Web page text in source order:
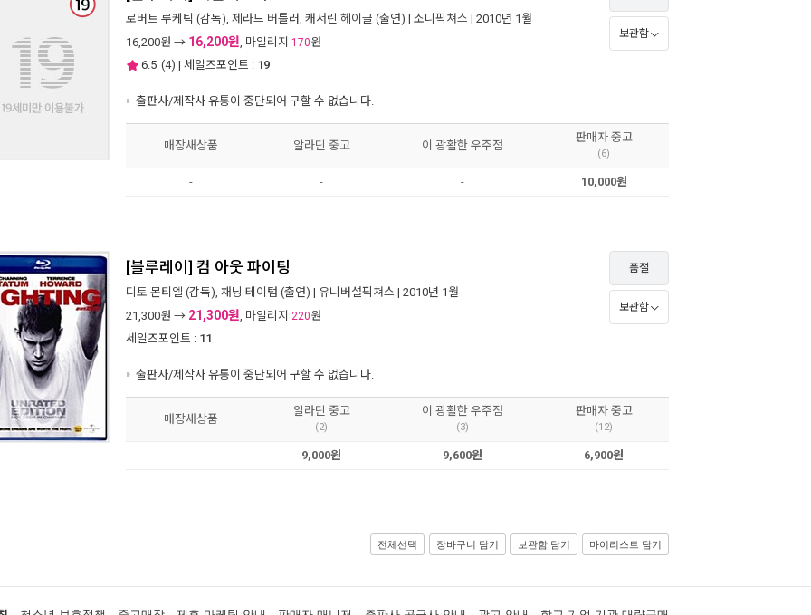
로버트 루케틱 (감독), 제라드 버틀러 , 캐서린 헤이글 (출연) | 소니픽쳐스 | 2010년 1월
16,200원 → 16,200원, 마일리지 170원
6.5 (4) | 세일즈포인트 : 19
출판사/제작사 유통이 중단되어 구할 수 없습니다.
보관함
매장새상품 알라딘 중고 이 광활한 우주점
판매자 중고
(6)
- - - 10,000원
[블루레이] 컴 아웃 파이팅
디토 몬티엘 (감독), 채닝 테이텀 (출연) | 유니버설픽쳐스 | 2010년 1월
21,300원 → 21,300원, 마일리지 220원
세일즈포인트 : 11
출판사/제작사 유통이 중단되어 구할 수 없습니다.
품절
보관함
매장새상품
알라딘 중고
(2)
이 광활한 우주점
(3)
판매자 중고
(12)
- 9,000원 9,600원 6,900원
전체선택 장바구니 담기 보관함 담기 마이리스트 담기